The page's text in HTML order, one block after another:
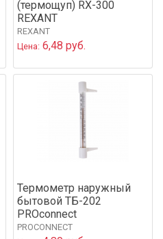
(термощуп) RX-300
REXANT
REXANT
Цена: 6,48 руб.
Термометр наружный
бытовой ТБ-202
PROconnect
PROCONNECT